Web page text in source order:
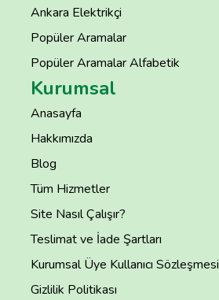
Ankara Elektrikçi
Popüler Aramalar
Popüler Aramalar Alfabetik
Kurumsal
Anasayfa
Hakkımızda
Blog
Tüm Hizmetler
Site Nasıl Çalışır?
Teslimat ve İade Şartları
Kurumsal Üye Kullanıcı Sözleşmesi
Gizlilik Politikası